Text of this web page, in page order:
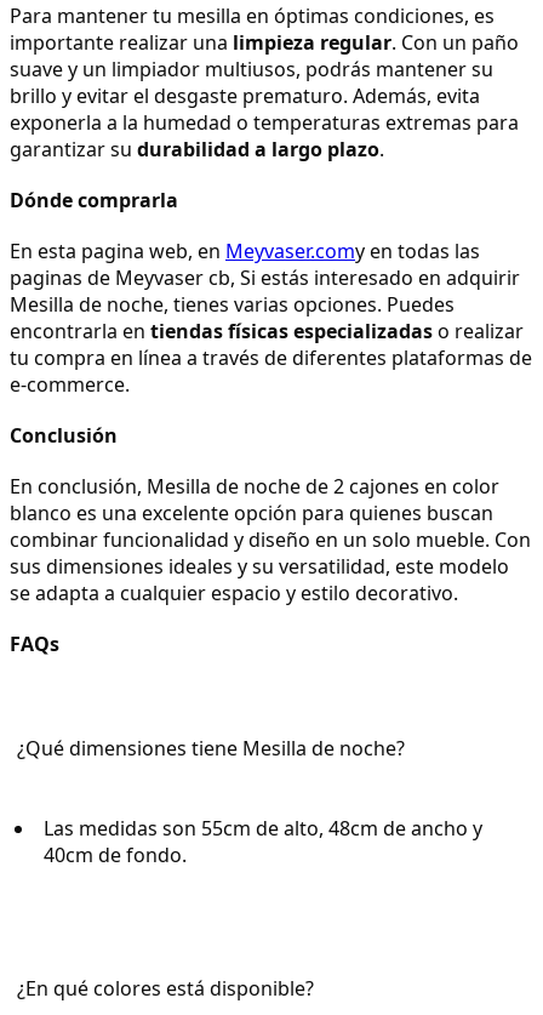
Para mantener tu mesilla en óptimas condiciones, es
importante realizar una limpieza regular. Con un paño
suave y un limpiador multiusos, podrás mantener su
brillo y evitar el desgaste prematuro. Además, evita
exponerla a la humedad o temperaturas extremas para
garantizar su durabilidad a largo plazo.
Dónde comprarla
En esta pagina web, en Meyvaser.comy en todas las
paginas de Meyvaser cb, Si estás interesado en adquirir
Mesilla de noche, tienes varias opciones. Puedes
encontrarla en tiendas físicas especializadas o realizar
tu compra en línea a través de diferentes plataformas de
e-commerce.
Conclusión
En conclusión, Mesilla de noche de 2 cajones en color
blanco es una excelente opción para quienes buscan
combinar funcionalidad y diseño en un solo mueble. Con
sus dimensiones ideales y su versatilidad, este modelo
se adapta a cualquier espacio y estilo decorativo.
FAQs
¿Qué dimensiones tiene Mesilla de noche?
Las medidas son 55cm de alto, 48cm de ancho y
40cm de fondo.
¿En qué colores está disponible?